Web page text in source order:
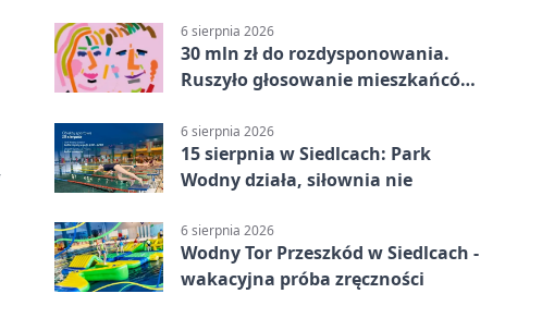
6 sierpnia 2026
30 mln zł do rozdysponowania.
Ruszyło głosowanie mieszkańców
6 sierpnia 2026
15 sierpnia w Siedlcach: Park
Wodny działa, siłownia nie
6 sierpnia 2026
Wodny Tor Przeszkód w Siedlcach -
wakacyjna próba zręczności